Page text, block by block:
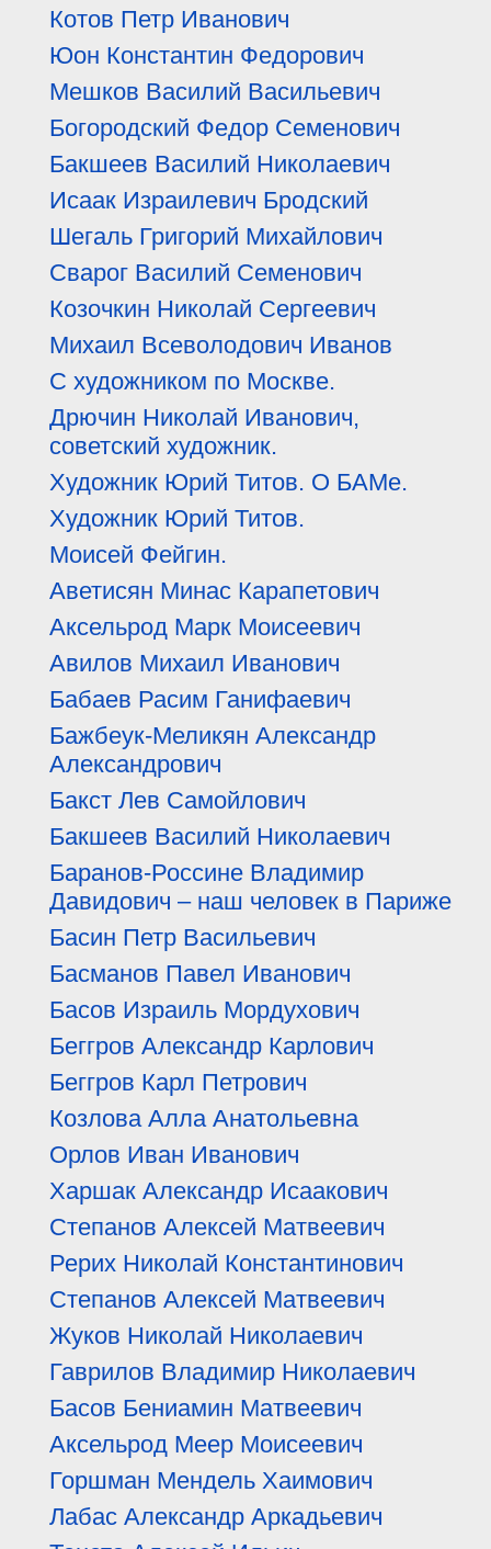
Котов Петр Иванович
Юон Константин Федорович
Мешков Василий Васильевич
Богородский Федор Семенович
Бакшеев Василий Николаевич
Исаак Израилевич Бродский
Шегаль Григорий Михайлович
Сварог Василий Семенович
Козочкин Николай Сергеевич
Михаил Всеволодович Иванов
С художником по Москве.
Дрючин Николай Иванович,
советский художник.
Художник Юрий Титов. О БАМе.
Художник Юрий Титов.
Моисей Фейгин.
Аветисян Минас Карапетович
Аксельрод Марк Моисеевич
Авилов Михаил Иванович
Бабаев Расим Ганифаевич
Бажбеук-Меликян Александр
Александрович
Бакст Лев Самойлович
Бакшеев Василий Николаевич
Баранов-Россине Владимир
Давидович – наш человек в Париже
Басин Петр Васильевич
Басманов Павел Иванович
Басов Израиль Мордухович
Беггров Александр Карлович
Беггров Карл Петрович
Козлова Алла Анатольевна
Орлов Иван Иванович
Харшак Александр Исаакович
Степанов Алексей Матвеевич
Рерих Николай Константинович
Степанов Алексей Матвеевич
Жуков Николай Николаевич
Гаврилов Владимир Николаевич
Басов Бениамин Матвеевич
Аксельрод Меер Моисеевич
Горшман Мендель Хаимович
Лабас Александр Аркадьевич